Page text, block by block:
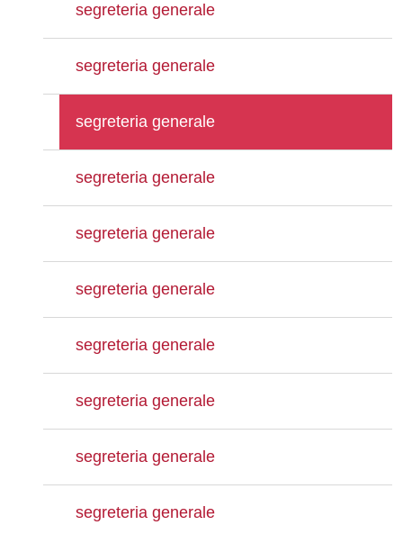
segreteria generale
segreteria generale
segreteria generale
segreteria generale
segreteria generale
segreteria generale
segreteria generale
segreteria generale
segreteria generale
segreteria generale